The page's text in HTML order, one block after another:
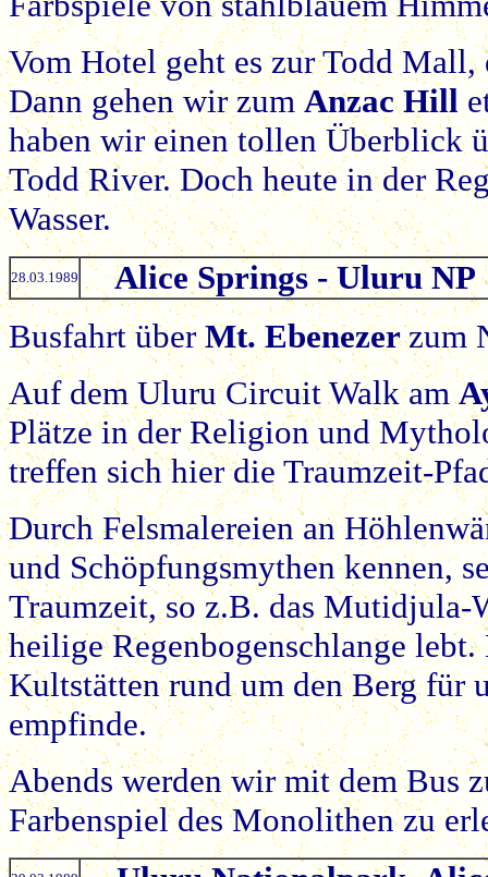
Vom Hotel geht es zur Todd
Dann gehen wir zumAnzac Hill
haben wir einen tollen Überblick
Todd River. Doch heute in der
Wasser.
28.03.1989
Alice Springs - Uluru NP
Busfahrt überMt. Ebenezerzum
Auf dem Uluru Circuit Walk am
Plätze in der Religion und
treffen sich hier die Traumzeit-
Durch Felsmalereien an
und Schöpfungsmythen kennen,
Traumzeit, so z.B. das Mutidjula-
heilige Regenbogenschlange
Kultstätten rund um den Berg für
empfinde.
Abends werden wir mit dem Bus
Farbenspiel des Monolithen zu